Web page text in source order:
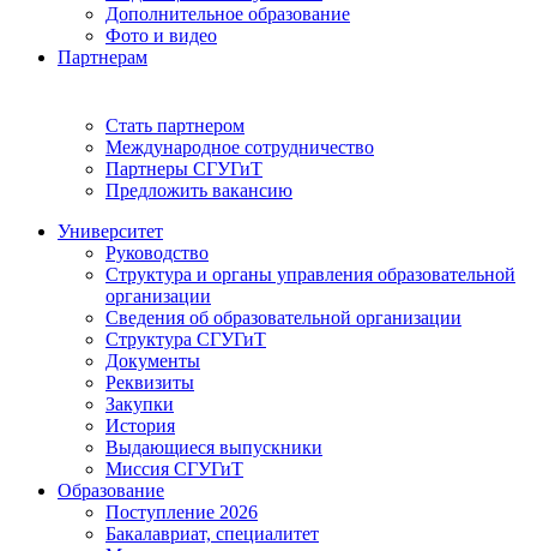
Дополнительное образование
Фото и видео
Партнерам
Стать партнером
Международное сотрудничество
Партнеры СГУГиТ
Предложить вакансию
Университет
Руководство
Структура и органы управления образовательной
организации
Сведения об образовательной организации
Структура СГУГиТ
Документы
Реквизиты
Закупки
История
Выдающиеся выпускники
Миссия СГУГиТ
Образование
Поступление 2026
Бакалавриат, специалитет